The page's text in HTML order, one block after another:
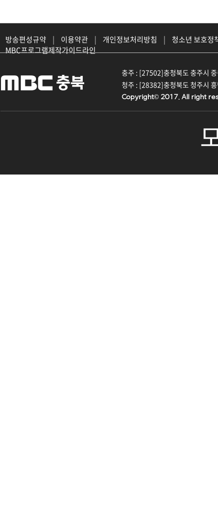
방송편성규약 | 이용약관 | 개인정보처리방침 |
청소년 보호정
MBC프로그램제작가이드라인
충주 : [27502]충청북도 충주시
청주 : [28382]충청북도 청주시
Copyright© 2017. All right